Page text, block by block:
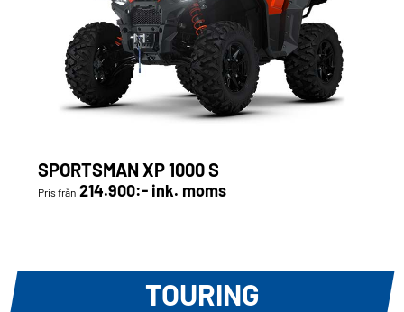
SPORTSMAN XP 1000 S
Pris från 214.900:- ink. moms
TOURING